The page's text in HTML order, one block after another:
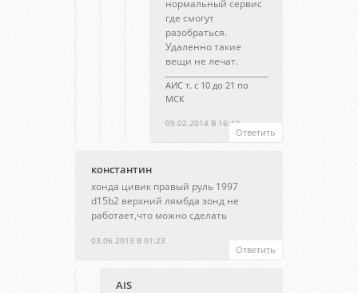
09.02.2014 В 16:42
нормальный сервис
где смогут
разобраться.
Удаленно такие
вещи не лечат.
АИС т. с 10 до 21 по
МСК
Ответить
константин
03.06.2013 В 01:23
хонда цивик правый руль 1997
d15b2 верхний лямбда зонд не
работает,что можно сделать
Ответить
AIS